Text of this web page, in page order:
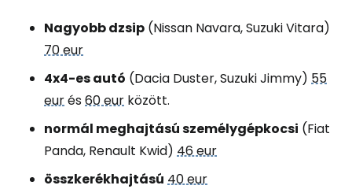
Nagyobb dzsip (Nissan Navara, Suzuki Vitara)
70 eur
4x4-es autó (Dacia Duster, Suzuki Jimmy) 55
eurés60 eur között.
normál meghajtású személygépkocsi (Fiat
Panda, Renault Kwid) 46 eur
összkerékhajtású 40 eur